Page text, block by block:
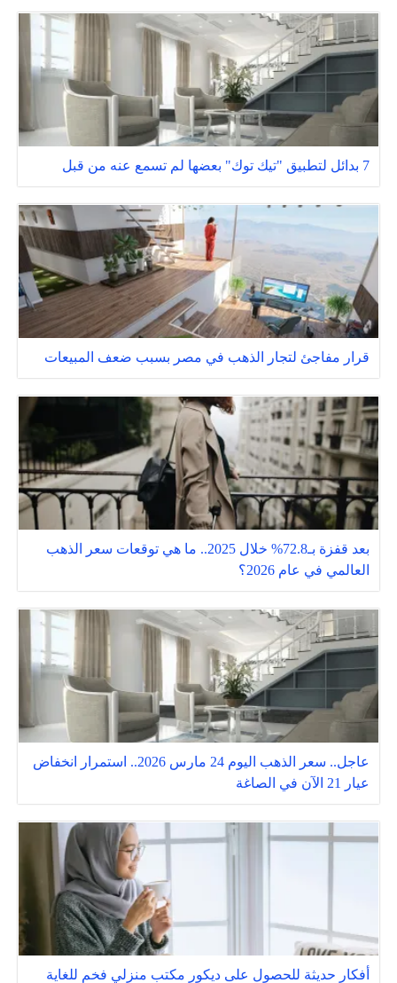
7 بدائل لتطبيق "تيك توك" بعضها لم تسمع عنه من قبل
قرار مفاجئ لتجار الذهب في مصر بسبب ضعف المبيعات
بعد قفزة بـ72.8% خلال 2025.. ما هي توقعات سعر الذهب
العالمي في عام 2026؟
عاجل.. سعر الذهب اليوم 24 مارس 2026.. استمرار انخفاض
عيار 21 الآن في الصاغة
أفكار حديثة للحصول على ديكور مكتب منزلي فخم للغاية